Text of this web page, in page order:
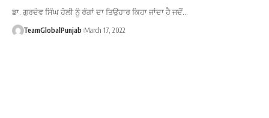
ਡਾ. ਗੁਰਦੇਵ ਸਿੰਘ ਹੋਲੀ ਨੂੰ ਰੰਗਾਂ ਦਾ ਤਿਉਹਾਰ ਕਿਹਾ ਜਾਂਦਾ ਹੈ ਜਦੋਂ…
TeamGlobalPunjab March 17, 2022